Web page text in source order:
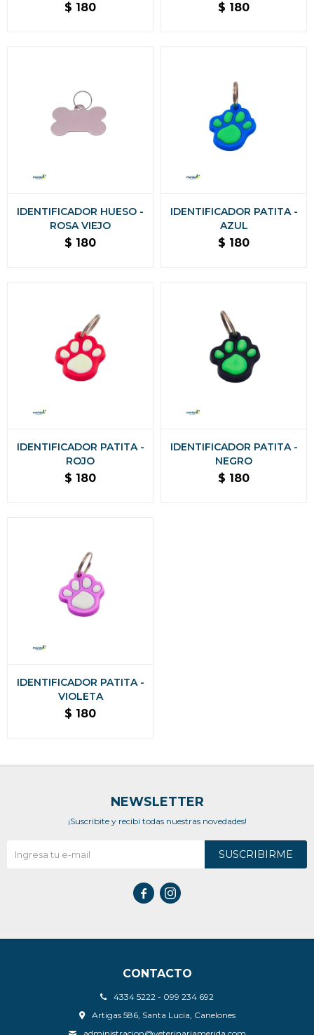
$ 180 $ 180
IDENTIFICADOR HUESO -
ROSA VIEJO
$ 180
IDENTIFICADOR PATITA -
AZUL
$ 180
IDENTIFICADOR PATITA -
ROJO
$ 180
IDENTIFICADOR PATITA -
NEGRO
$ 180
IDENTIFICADOR PATITA -
VIOLETA
$ 180
CONTACTO
4334 5222 - 099 234 692
Artigas 586, Santa Lucia, Canelones
NEWSLETTER
¡Suscribite y recibí todas nuestras novedades!
SUSCRIBIRME
 